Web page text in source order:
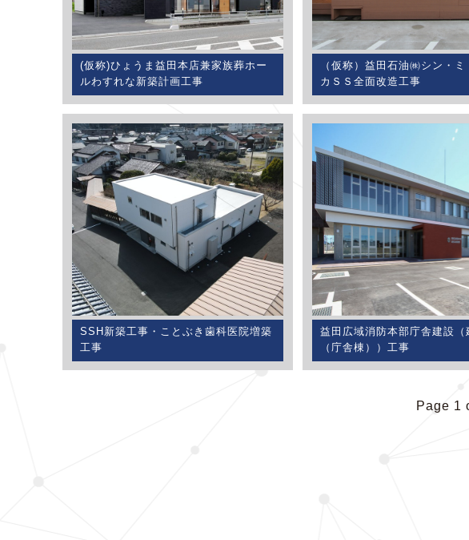
(仮称)ひょうま益田本店兼家族葬ホー
ルわすれな新築計画工事
（仮称）益田石油㈱シン・ミ
カＳＳ全面改造工事
SSH新築工事・ことぶき歯科医院増築
工事
益田広域消防本部庁舎建設（
（庁舎棟））工事
Page 1